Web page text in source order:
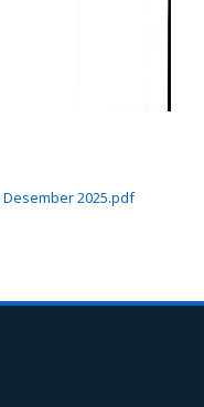
2025.pdf